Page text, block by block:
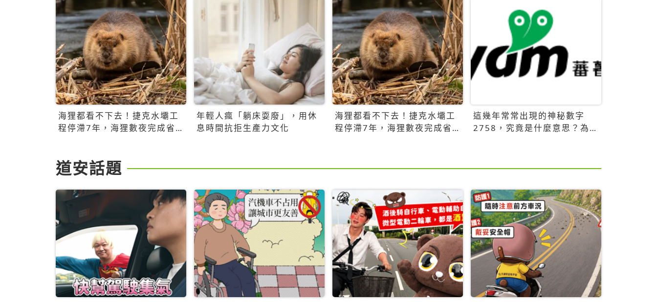
海狸都看不下去！捷克水壩工
程停滯7年，海狸數夜完成省
年輕人瘋「躺床耍廢」，用休
息時間抗拒生產力文化
海狸都看不下去！捷克水壩工
程停滯7年，海狸數夜完成省
這幾年常常出現的神秘數字
2758，究竟是什麼意思？為什
道安話題